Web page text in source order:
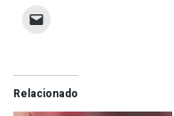
Relacionado